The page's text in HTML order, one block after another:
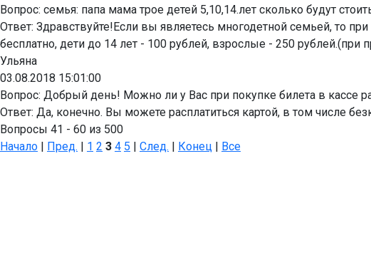
Вопрос: семья: папа мама трое детей 5,10,14.лет сколько будут
Ответ: Здравствуйте!Если вы являетесь многодетной семьей, то
бесплатно, дети до 14 лет - 100 рублей, взрослые - 250
Ульяна
03.08.2018 15:01:00
Вопрос: Добрый день! Можно ли у Вас при покупке билета в кассе
Ответ: Да, конечно. Вы можете расплатиться картой, в том числе
Вопросы 41 - 60 из 500
Начало | Пред. | 1 2 3 4 5 | След. | Конец | Все